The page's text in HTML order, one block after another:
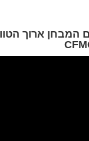
המבחן ארוך